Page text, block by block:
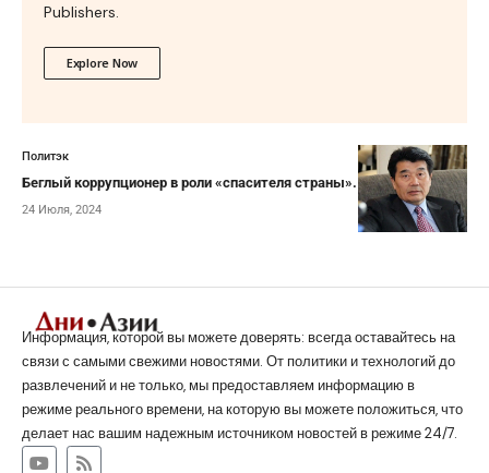
Publishers.
Explore Now
Политэк
Беглый коррупционер в роли «спасителя страны». Часть III
24 Июля, 2024
Информация, которой вы можете доверять: всегда оставайтесь на
связи с самыми свежими новостями. От политики и технологий до
развлечений и не только, мы предоставляем информацию в
режиме реального времени, на которую вы можете положиться, что
делает нас вашим надежным источником новостей в режиме 24/7.